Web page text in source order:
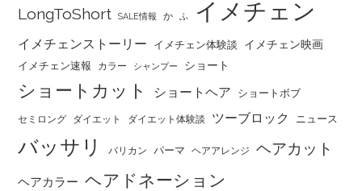
LongToShort SALE情報 か ふ イメチェン
イメチェンストーリー イメチェン体験談 イメチェン映画
イメチェン速報 カラー シャンプー ショート
ショートカット ショートヘア ショートボブ
セミロング ダイエット ダイエット体験談 ツーブロック ニュース
バッサリ バリカン パーマ ヘアアレンジ ヘアカット
ヘアカラー ヘアドネーション